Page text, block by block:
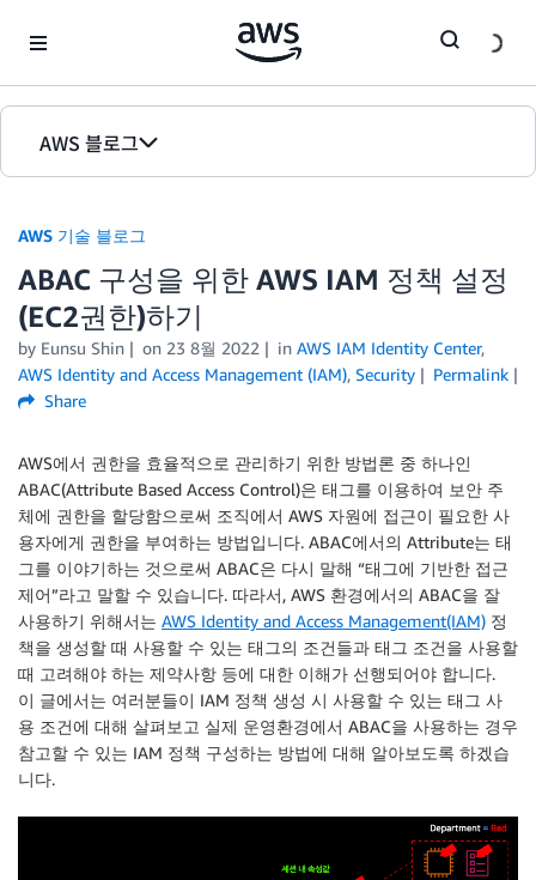
AWS 블로그
홈
에디션
AWS 기술 블로그
ABAC 구성을 위한 AWS IAM 정책 설정
(EC2권한)하기
by Eunsu Shin on 23 8월 2022 in AWS IAM Identity Center,
AWS Identity and Access Management (IAM), Security
Permalink
Share
AWS에서 권한을 효율적으로 관리하기 위한 방법론 중 하나인
ABAC(Attribute Based Access Control)은 태그를 이용하여 보안 주
체에 권한을 할당함으로써 조직에서 AWS 자원에 접근이 필요한 사
용자에게 권한을 부여하는 방법입니다. ABAC에서의 Attribute는 태
그를 이야기하는 것으로써 ABAC은 다시 말해 “태그에 기반한 접근
제어”라고 말할 수 있습니다. 따라서, AWS 환경에서의 ABAC을 잘
사용하기 위해서는 AWS Identity and Access Management(IAM) 정
책을 생성할 때 사용할 수 있는 태그의 조건들과 태그 조건을 사용할
때 고려해야 하는 제약사항 등에 대한 이해가 선행되어야 합니다.
이 글에서는 여러분들이 IAM 정책 생성 시 사용할 수 있는 태그 사
용 조건에 대해 살펴보고 실제 운영환경에서 ABAC을 사용하는 경우
참고할 수 있는 IAM 정책 구성하는 방법에 대해 알아보도록 하겠습
니다.